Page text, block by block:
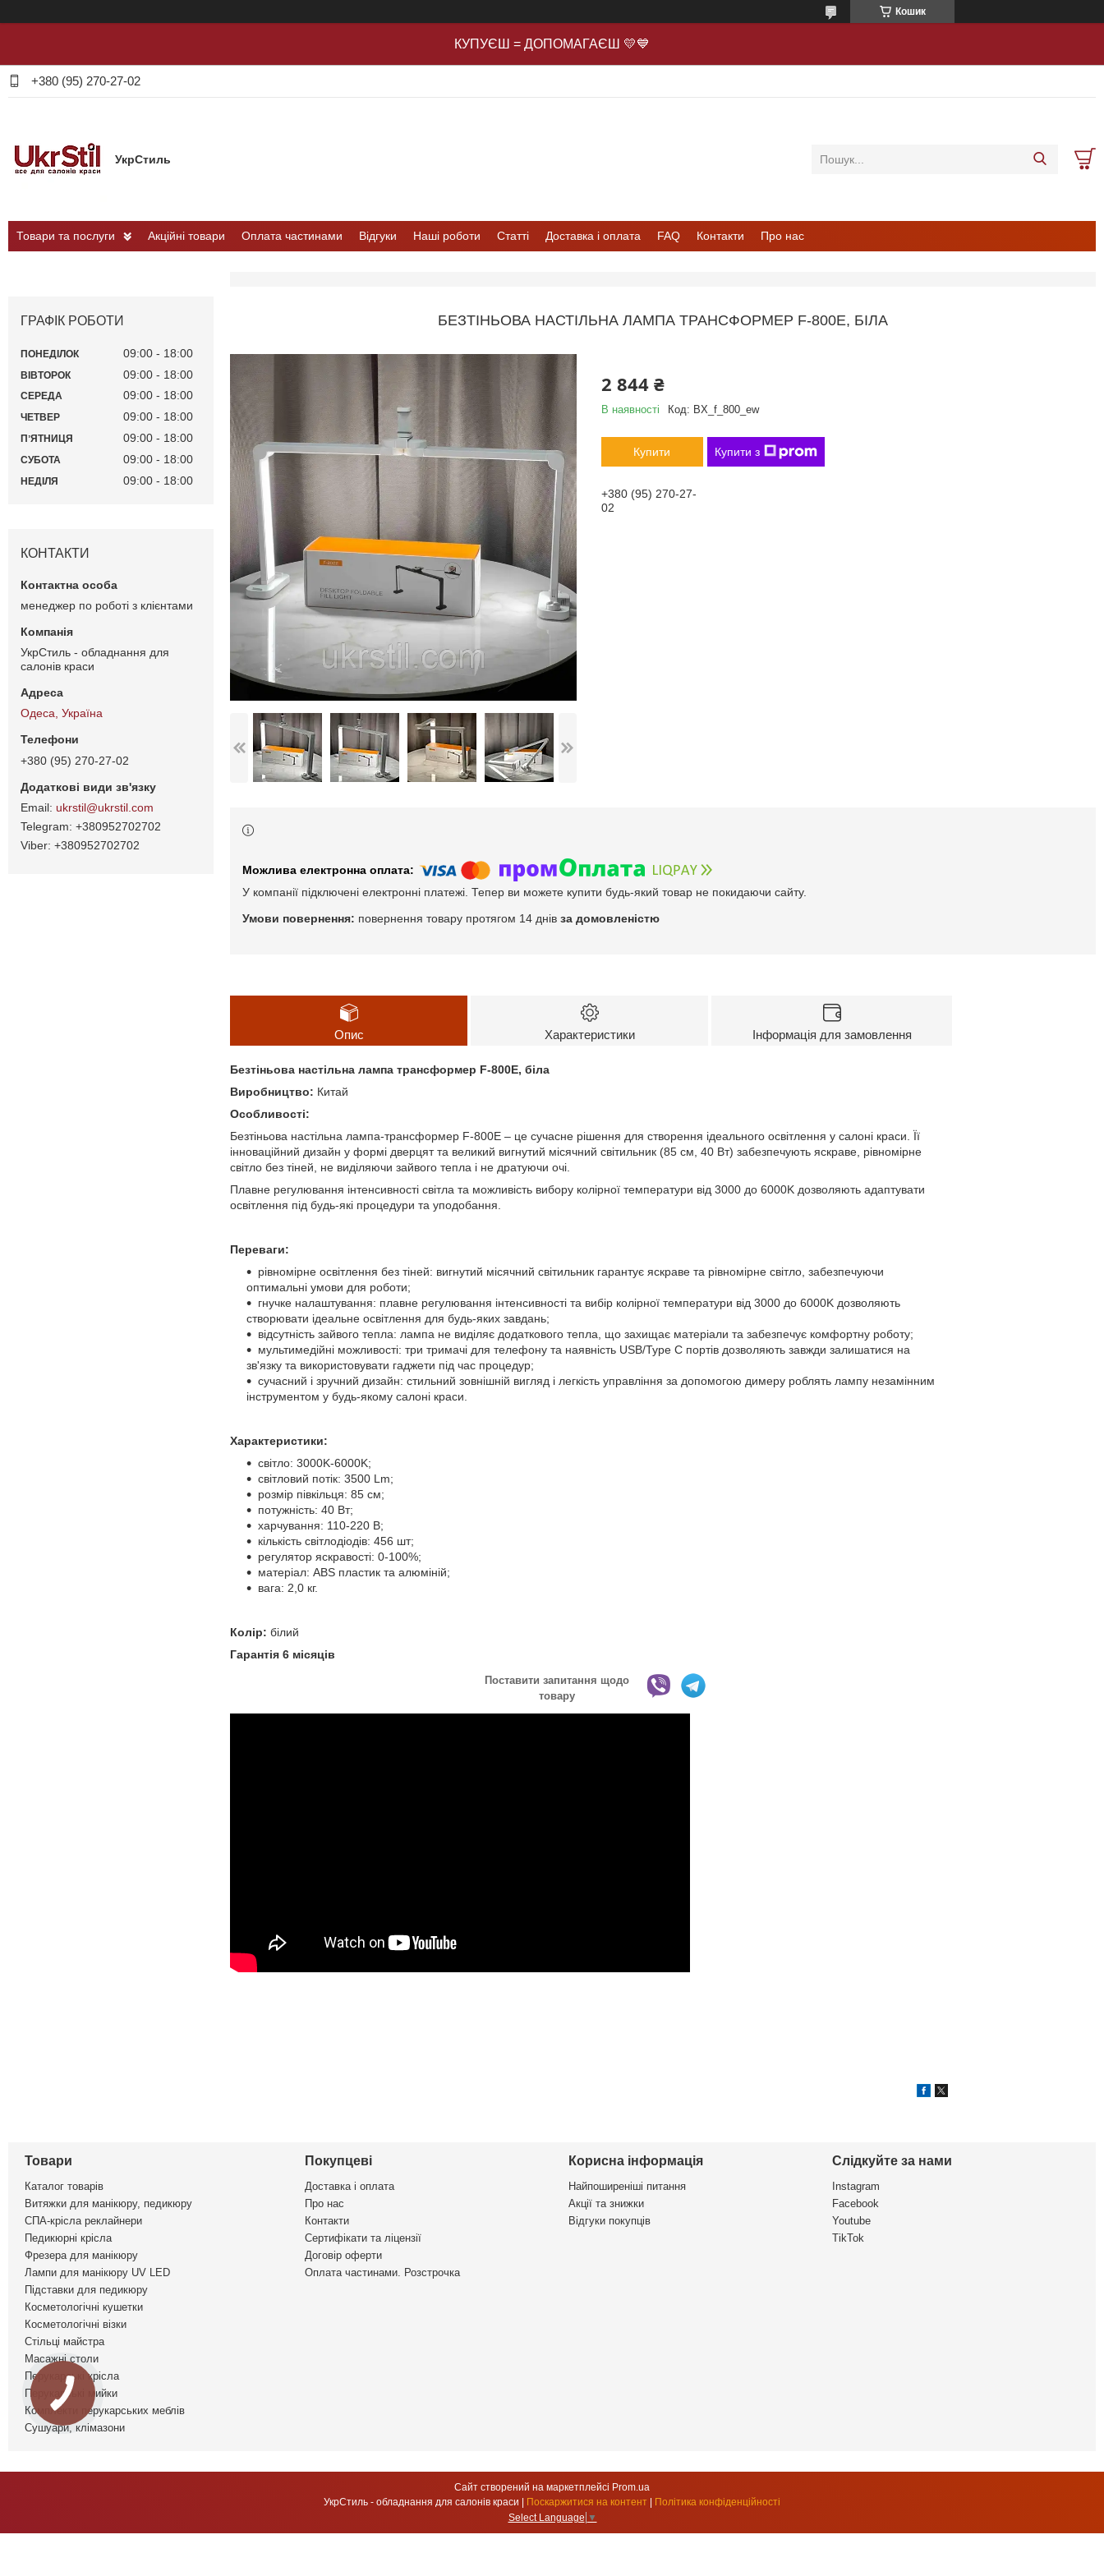
Кошик
КУПУЄШ = ДОПОМАГАЄШ 💛💙
+380 (95) 270-27-02
УкрСтиль
Товари та послуги Акційні товари Оплата частинами Відгуки Наші роботи Статті Доставка і оплата FAQ Контакти Про нас
БЕЗТІНЬОВА НАСТІЛЬНА ЛАМПА ТРАНСФОРМЕР F-800E, БІЛА
2 844 ₴
В наявності Код: BX_f_800_ew
Купити Купити з
+380 (95) 270-27-
02
У компанії підключені електронні платежі. Тепер ви можете купити будь-який товар не покидаючи сайту.
повернення товару протягом 14 днів за домовленістю
Опис Характеристики Інформація для замовлення
Безтіньова настільна лампа трансформер F-800E, біла
Виробництво: Китай
Особливості:
Безтіньова настільна лампа-трансформер F-800E – це сучасне рішення для створення ідеального освітлення у салоні краси. Її
інноваційний дизайн у формі дверцят та великий вигнутий місячний світильник (85 см, 40 Вт) забезпечують яскраве, рівномірне
світло без тіней, не виділяючи зайвого тепла і не дратуючи очі.
Плавне регулювання інтенсивності світла та можливість вибору колірної температури від 3000 до 6000K дозволяють адаптувати
освітлення під будь-які процедури та уподобання.
Переваги:
рівномірне освітлення без тіней: вигнутий місячний світильник гарантує яскраве та рівномірне світло, забезпечуючи
оптимальні умови для роботи;
гнучке налаштування: плавне регулювання інтенсивності та вибір колірної температури від 3000 до 6000K дозволяють
створювати ідеальне освітлення для будь-яких завдань;
відсутність зайвого тепла: лампа не виділяє додаткового тепла, що захищає матеріали та забезпечує комфортну роботу;
мультимедійні можливості: три тримачі для телефону та наявність USB/Type C портів дозволяють завжди залишатися на
зв'язку та використовувати гаджети під час процедур;
сучасний і зручний дизайн: стильний зовнішній вигляд і легкість управління за допомогою димеру роблять лампу незамінним
інструментом у будь-якому салоні краси.
Характеристики:
світло: 3000K-6000K;
світловий потік: 3500 Lm;
розмір півкільця: 85 см;
потужність: 40 Вт;
харчування: 110-220 В;
кількість світлодіодів: 456 шт;
регулятор яскравості: 0-100%;
матеріал: ABS пластик та алюміній;
вага: 2,0 кг.
Колір: білий
Гарантія 6 місяців
Поставити запитання щодо
товару
ГРАФІК РОБОТИ
ПОНЕДІЛОК 09:00 18:00
ВІВТОРОК 09:00 18:00
СЕРЕДА 09:00 18:00
ЧЕТВЕР 09:00 18:00
ПʼЯТНИЦЯ 09:00 18:00
СУБОТА 09:00 18:00
НЕДІЛЯ 09:00 18:00
КОНТАКТИ
менеджер по роботі з клієнтами
УкрСтиль - обладнання для
салонів краси
Одеса, Україна
+380 (95) 270-27-02
ukrstil@ukrstil.com
+380952702702
+380952702702
Товари
Каталог товарів
Витяжки для манікюру, педикюру
СПА-крісла реклайнери
Педикюрні крісла
Фрезера для манікюру
Лампи для манікюру UV LED
Підставки для педикюру
Косметологічні кушетки
Косметологічні візки
Стільці майстра
Масажні столи
Перукарські крісла
Перукарські мийки
Комплекти перукарських меблів
Сушуари, клімазони
Покупцеві
Доставка і оплата
Про нас
Контакти
Сертифікати та ліцензії
Договір оферти
Оплата частинами. Розстрочка
Корисна інформація
Найпоширеніші питання
Акції та знижки
Відгуки покупців
Слідкуйте за нами
Instagram
Facebook
Youtube
TikTok
Сайт створений на маркетплейсі Prom.ua
Поскаржитися на контент
Політика конфіденційності
Select Language ▼